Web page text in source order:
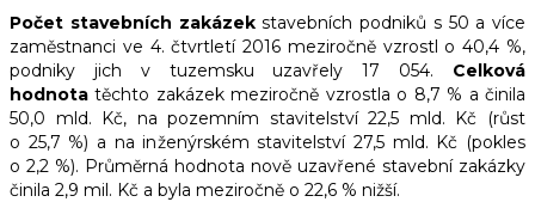
Počet stavebních zakázekstavebních podniků s 50 a více
zaměstnanci ve 4. čtvrtletí 2016 meziročně vzrostl o 40,4 %,
podniky jich v tuzemsku uzavřely 17 054. Celková
hodnota těchto zakázek meziročně vzrostla o 8,7 % a činila
50,0 mld. Kč, na pozemním stavitelství 22,5 mld. Kč (růst
o 25,7 %) a na inženýrském stavitelství 27,5 mld. Kč (pokles
o 2,2 %). Průměrná hodnota nově uzavřené stavební zakázky
činila 2,9 mil. Kč a byla meziročně o 22,6 % nižší.